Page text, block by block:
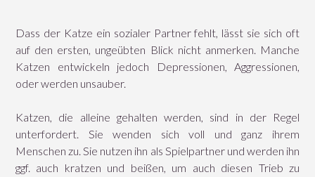
Dass der Katze ein sozialer Partner fehlt, lässt sie sich oft
auf den ersten, ungeübten Blick nicht anmerken. Manche
Katzen entwickeln jedoch Depressionen, Aggressionen,
oder werden unsauber.
Katzen, die alleine gehalten werden, sind in der Regel
unterfordert. Sie wenden sich voll und ganz ihrem
Menschen zu. Sie nutzen ihn als Spielpartner und werden ihn
ggf. auch kratzen und beißen, um auch diesen Trieb zu